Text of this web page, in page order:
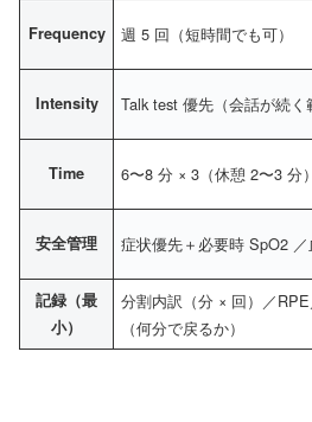
Frequency 週 5 回（短時間でも可）
Intensity Talk test 優先（会話が続
Time 6〜8 分 × 3（休憩 2〜3 分
安全管理 症状優先＋必要時 SpO2
記録（最
小）
分割内訳（分 × 回）／
（何分で戻るか）